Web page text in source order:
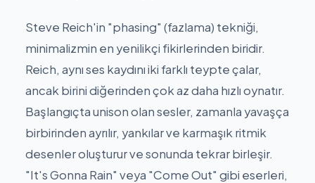
Steve Reich'in "phasing" (fazlama) tekniği,
minimalizmin en yenilikçi fikirlerinden biridir.
Reich, aynı ses kaydını iki farklı teypte çalar,
ancak birini diğerinden çok az daha hızlı oynatır.
Başlangıçta unison olan sesler, zamanla yavaşça
birbirinden ayrılır, yankılar ve karmaşık ritmik
desenler oluşturur ve sonunda tekrar birleşir.
"It's Gonna Rain" veya "Come Out" gibi eserleri,